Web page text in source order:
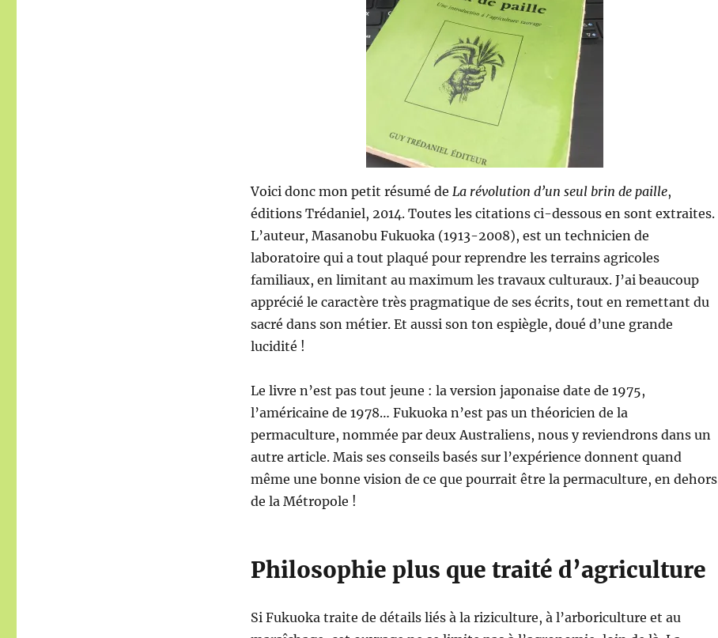
Voici donc mon petit résumé de La révolution d’un seul brin de paille,
éditions Trédaniel, 2014. Toutes les citations ci-dessous en sont extraites.
L’auteur, Masanobu Fukuoka (1913-2008), est un technicien de
laboratoire qui a tout plaqué pour reprendre les terrains agricoles
familiaux, en limitant au maximum les travaux culturaux. J’ai beaucoup
apprécié le caractère très pragmatique de ses écrits, tout en remettant du
sacré dans son métier. Et aussi son ton espiègle, doué d’une grande
lucidité !
Le livre n’est pas tout jeune : la version japonaise date de 1975,
l’américaine de 1978… Fukuoka n’est pas un théoricien de la
permaculture, nommée par deux Australiens, nous y reviendrons dans un
autre article. Mais ses conseils basés sur l’expérience donnent quand
même une bonne vision de ce que pourrait être la permaculture, en dehors
de la Métropole !
Philosophie plus que traité d’agriculture
Si Fukuoka traite de détails liés à la riziculture, à l’arboriculture et au